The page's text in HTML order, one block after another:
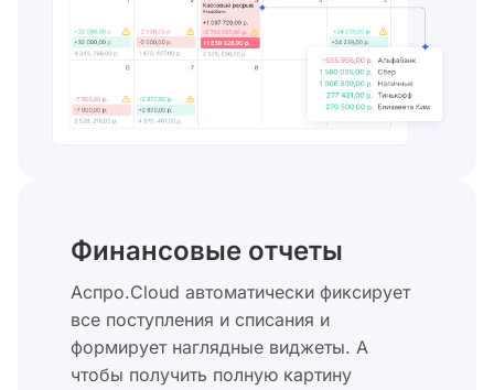
Финансовые отчеты
Аспро.Cloud автоматически фиксирует
все поступления и списания и
формирует наглядные виджеты. А
чтобы получить полную картину